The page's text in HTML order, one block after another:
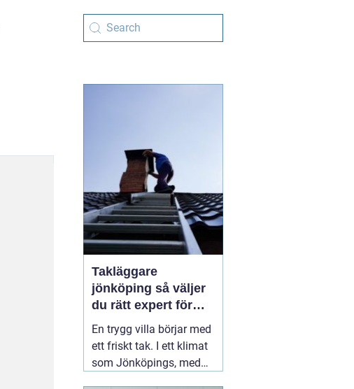
Takläggare
jönköping så väljer
du rätt expert för
ditt tak
En trygg villa börjar med
ett friskt tak. I ett klimat
som Jönköpings, med